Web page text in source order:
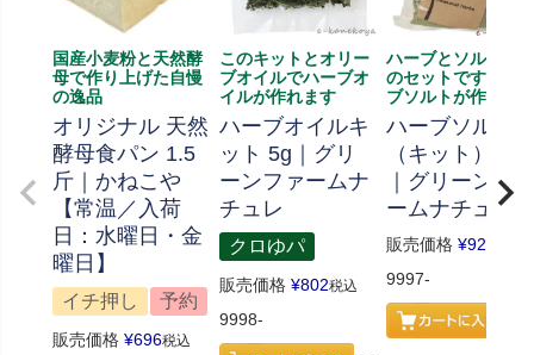
国産小麦粉と天然酵
母で作り上げた自慢
の逸品
オリジナル 天然
酵母食パン 1.5
斤｜かねこや
【常温／入荷
日：水曜日・金
曜日】
イチ押し 予約
販売価格 ¥696税込
このキットとオリー
ブオイルでハーブオ
イルが作れます
ハーブオイルキ
ット 5g｜グリ
ーンファームナ
チュレ
クロゆパ
販売価格 ¥802税込
9998-
ハーブとソルト、
のセットです、ハ
ブソルトが作れま
ハーブソルト
（キット） 70g
｜グリーンフ
ームナチュレ
販売価格 ¥926
9997-